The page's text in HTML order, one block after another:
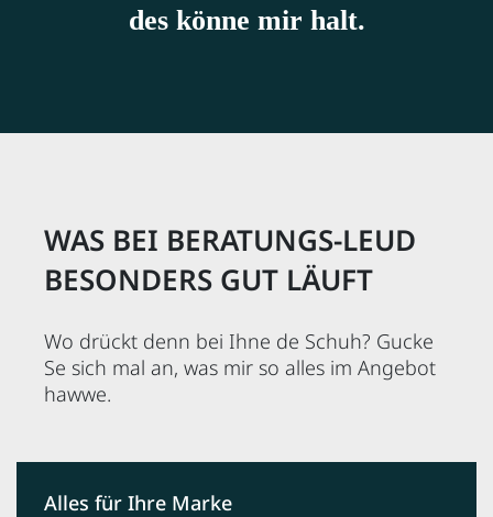
des könne mir halt.
WAS BEI BERATUNGS-LEUD
BESONDERS GUT LÄUFT
Wo drückt denn bei Ihne de Schuh? Gucke
Se sich mal an, was mir so alles im Angebot
hawwe.
Alles für Ihre Marke